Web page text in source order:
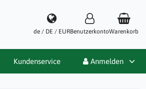
de / DE / EURBenutzerkontoWarenkorb
Kundenservice Anmelden